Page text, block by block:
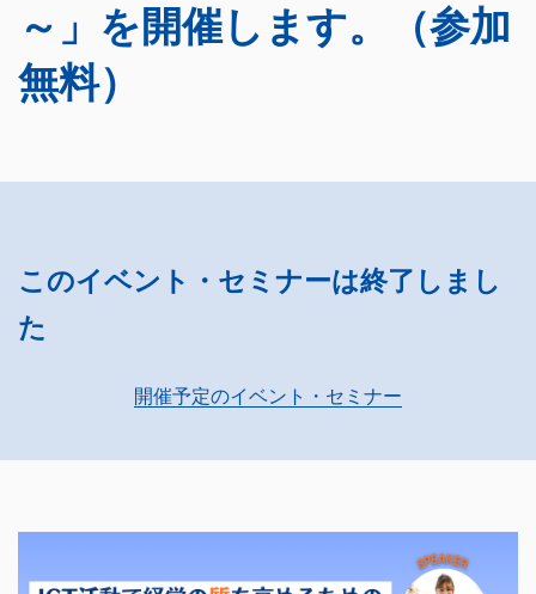
～」を開催します。（参加
無料）
このイベント・セミナーは終了しまし
た
開催予定のイベント・セミナー